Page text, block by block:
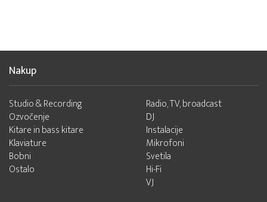
Nakup
Studio & Recording
Ozvočenje
Kitare in bass kitare
Klaviature
Bobni
Ostalo
Radio, TV, broadcast
DJ
Instalacije
Mikrofoni
Svetila
Hi-Fi
VJ